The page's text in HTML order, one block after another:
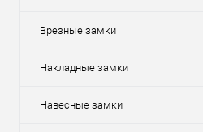
Врезные замки
Накладные замки
Навесные замки